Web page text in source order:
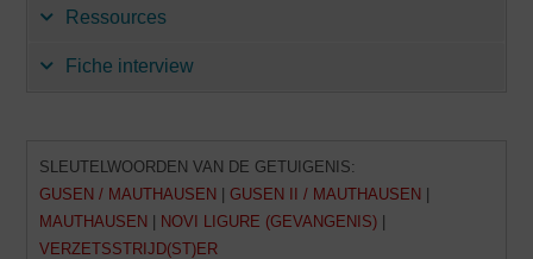
Ressources
Fiche interview
SLEUTELWOORDEN VAN DE GETUIGENIS:
GUSEN / MAUTHAUSEN
|GUSEN II / MAUTHAUSEN
MAUTHAUSEN
NOVI LIGURE (GEVANGENIS)
VERZETSSTRIJD(ST)ER